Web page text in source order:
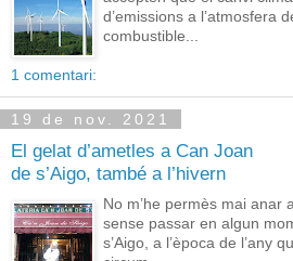
d’emissions a l’atmosfera
combustible...
1 comentari:
19 de nov. 2021
El gelat d’ametles a Can Joan
de s’Aigo, també a l’hivern
No m’he permès mai anar
sense passar en algun
s’Aigo, a l’època de l’any